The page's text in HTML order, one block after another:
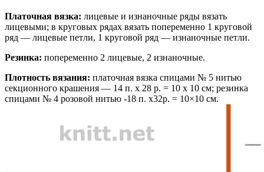
Платочная вязка: лицевые и изнаночные ряды вязать
лицевыми; в круговых рядах вязать попеременно 1 круговой
ряд — лицевые петли, 1 круговой ряд — изнаночные петли.
Резинка: попеременно 2 лицевые, 2 изнаночные.
Плотность вязания: платочная вязка спицами № 5 нитью
секционного крашения — 14 п. х 28 р. = 10 х 10 см; резинка
спицами № 4 розовой нитью -18 п. х32р. = 10×10 см.